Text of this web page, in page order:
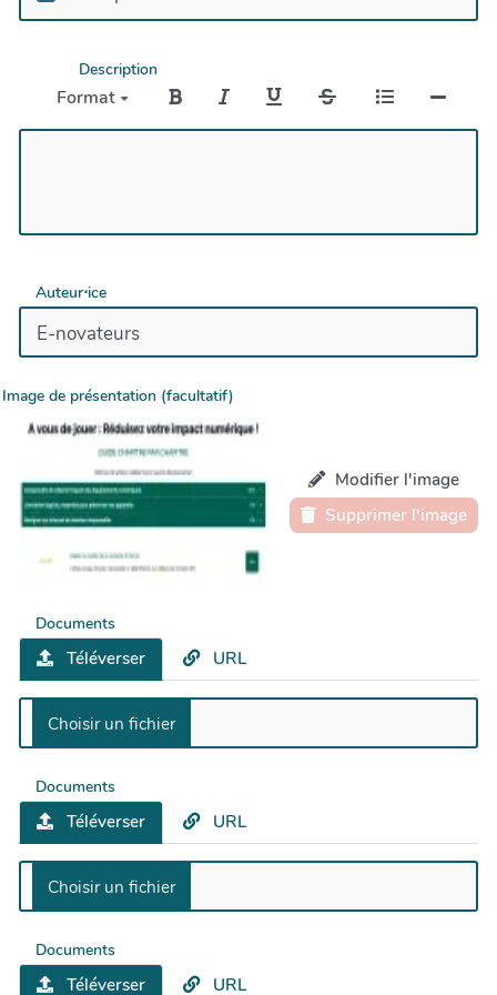
Description
Format
Auteur⋅ice
Image de présentation (facultatif)
Modifier l'image
Supprimer l'image
Documents
Téléverser URL
Documents
Téléverser URL
Documents
Téléverser URL